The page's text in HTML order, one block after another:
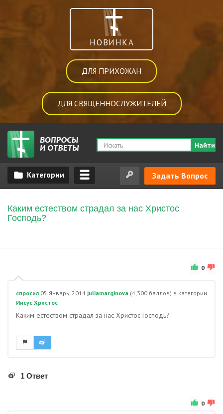
НОВИНКА
ДЛЯ ПРИХОЖАН
ДЛЯ СВЯЩЕННОСЛУЖИТЕЛЕЙ
Найти
Задать Вопрос
Каким естеством страдал за нас Христос
Господь?
0
спросил 05 Январь, 2014 juliamarginova (4,300 баллов) в категории
Иисус Христос
Каким естеством страдал за нас Христос Господь?
1 Ответ
0